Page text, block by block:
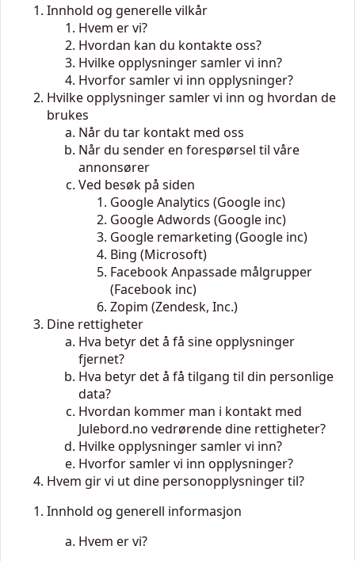
Innhold og generelle vilkår
Hvem er vi?
Hvordan kan du kontakte oss?
Hvilke opplysninger samler vi inn?
Hvorfor samler vi inn opplysninger?
Hvilke opplysninger samler vi inn og hvordan de
brukes
Når du tar kontakt med oss
Når du sender en forespørsel til våre
annonsører
Ved besøk på siden
Google Analytics (Google inc)
Google Adwords (Google inc)
Google remarketing (Google inc)
Bing (Microsoft)
Facebook Anpassade målgrupper
(Facebook inc)
Zopim (Zendesk, Inc.)
Dine rettigheter
Hva betyr det å få sine opplysninger
fjernet?
Hva betyr det å få tilgang til din personlige
data?
Hvordan kommer man i kontakt med
Julebord.no vedrørende dine rettigheter?
Hvilke opplysninger samler vi inn?
Hvorfor samler vi inn opplysninger?
Hvem gir vi ut dine personopplysninger til?
Innhold og generell informasjon
Hvem er vi?